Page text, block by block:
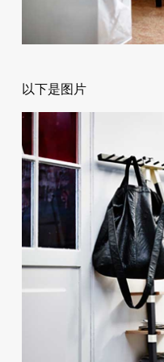
以下是图片